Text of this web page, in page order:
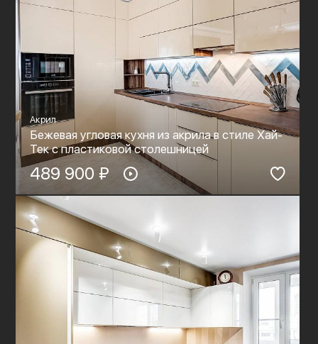
Акрил
Бежевая угловая кухня из акрила в стиле Хай-
Тек с пластиковой столешницей
489 900 ₽